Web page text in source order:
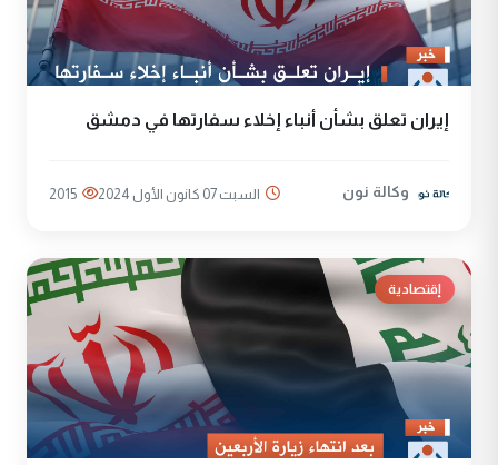
إيران تعلق بشأن أنباء إخلاء سفارتها في دمشق
وكالة نون السبت 07 كانون الأول 2024 2015
إقتصادية